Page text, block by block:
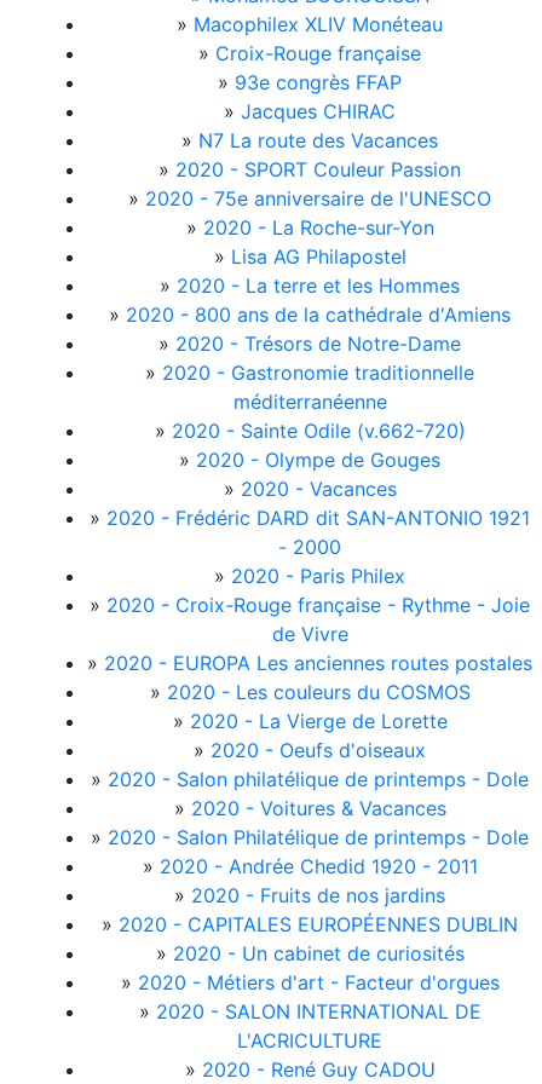
» Macophilex XLIV Monéteau
» Croix-Rouge française
» 93e congrès FFAP
» Jacques CHIRAC
» N7 La route des Vacances
» 2020 - SPORT Couleur Passion
» 2020 - 75e anniversaire de l'UNESCO
» 2020 - La Roche-sur-Yon
» Lisa AG Philapostel
» 2020 - La terre et les Hommes
» 2020 - 800 ans de la cathédrale d'Amiens
» 2020 - Trésors de Notre-Dame
» 2020 - Gastronomie traditionnelle
méditerranéenne
» 2020 - Sainte Odile (v.662-720)
» 2020 - Olympe de Gouges
» 2020 - Vacances
» 2020 - Frédéric DARD dit SAN-ANTONIO 1921
- 2000
» 2020 - Paris Philex
» 2020 - Croix-Rouge française - Rythme - Joie
de Vivre
» 2020 - EUROPA Les anciennes routes postales
» 2020 - Les couleurs du COSMOS
» 2020 - La Vierge de Lorette
» 2020 - Oeufs d'oiseaux
» 2020 - Salon philatélique de printemps - Dole
» 2020 - Voitures & Vacances
» 2020 - Salon Philatélique de printemps - Dole
» 2020 - Andrée Chedid 1920 - 2011
» 2020 - Fruits de nos jardins
» 2020 - CAPITALES EUROPÉENNES DUBLIN
» 2020 - Un cabinet de curiosités
» 2020 - Métiers d'art - Facteur d'orgues
» 2020 - SALON INTERNATIONAL DE
L'ACRICULTURE
» 2020 - René Guy CADOU